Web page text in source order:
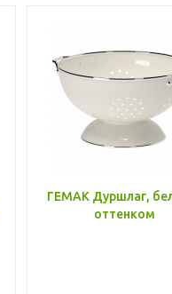
ГЕМАК Дуршлаг,
оттенком